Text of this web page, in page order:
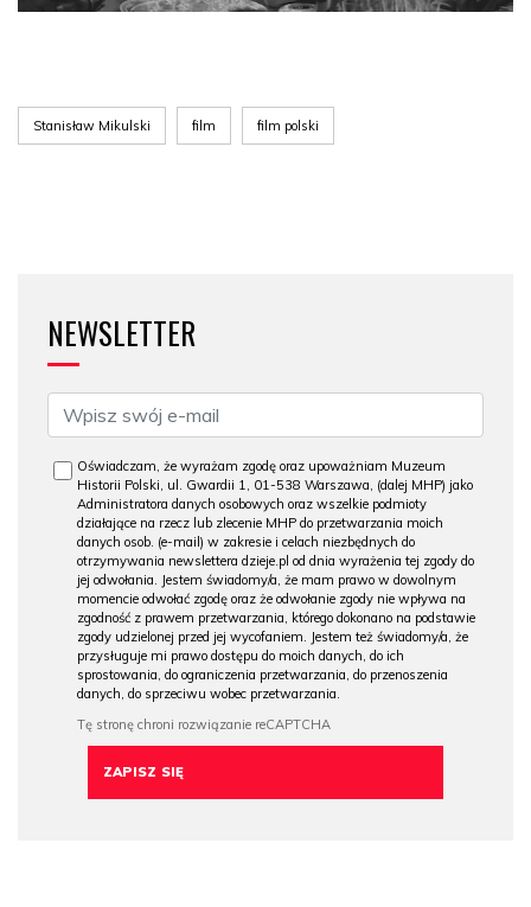
Stanisław Mikulski film film polski
NEWSLETTER
Oświadczam, że wyrażam zgodę oraz upoważniam Muzeum
Historii Polski, ul. Gwardii 1, 01-538 Warszawa, (dalej MHP) jako
Administratora danych osobowych oraz wszelkie podmioty
działające na rzecz lub zlecenie MHP do przetwarzania moich
danych osob. (e-mail) w zakresie i celach niezbędnych do
otrzymywania newslettera dzieje.pl od dnia wyrażenia tej zgody do
jej odwołania. Jestem świadomy/a, że mam prawo w dowolnym
momencie odwołać zgodę oraz że odwołanie zgody nie wpływa na
zgodność z prawem przetwarzania, którego dokonano na podstawie
zgody udzielonej przed jej wycofaniem. Jestem też świadomy/a, że
przysługuje mi prawo dostępu do moich danych, do ich
sprostowania, do ograniczenia przetwarzania, do przenoszenia
danych, do sprzeciwu wobec przetwarzania.